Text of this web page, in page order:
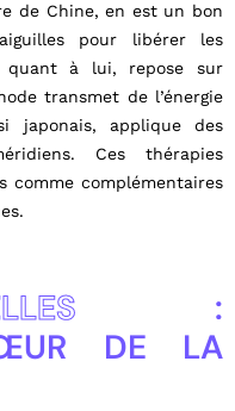
de Chine, en est un bon
pour libérer les
quant à lui, repose sur
transmet de l’énergie
japonais, applique des
Ces thérapies
comme complémentaires
:
DE LA